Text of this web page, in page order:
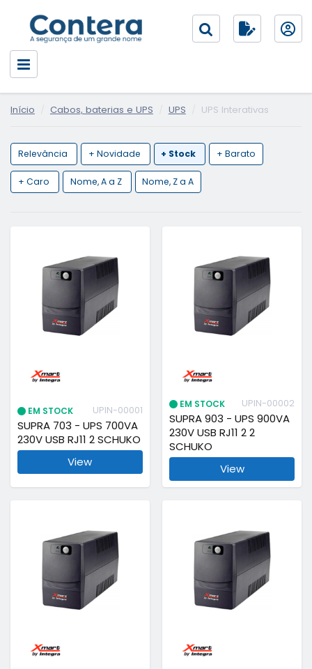
Início Cabos, baterias e UPS UPS UPS Interativas
Relevância + Novidade + Stock + Barato
+ Caro Nome, A a Z Nome, Z a A
EM STOCK UPIN-00001
SUPRA 703 - UPS 700VA
230V USB RJ11 2 SCHUKO
View
EM STOCK UPIN-00002
SUPRA 903 - UPS 900VA
230V USB RJ11 2 2
SCHUKO
View